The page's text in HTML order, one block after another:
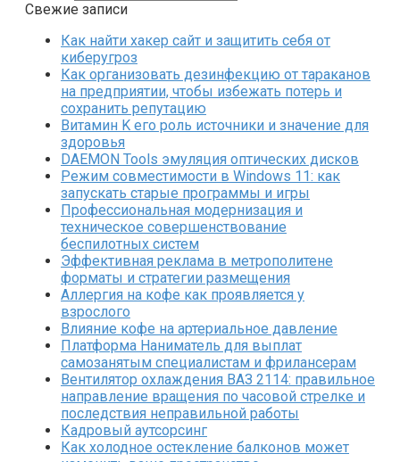
Свежие записи
Как найти хакер сайт и защитить себя от
киберугроз
Как организовать дезинфекцию от тараканов
на предприятии, чтобы избежать потерь и
сохранить репутацию
Витамин K его роль источники и значение для
здоровья
DAEMON Tools эмуляция оптических дисков
Режим совместимости в Windows 11: как
запускать старые программы и игры
Профессиональная модернизация и
техническое совершенствование
беспилотных систем
Эффективная реклама в метрополитене
форматы и стратегии размещения
Аллергия на кофе как проявляется у
взрослого
Влияние кофе на артериальное давление
Платформа Наниматель для выплат
самозанятым специалистам и фрилансерам
Вентилятор охлаждения ВАЗ 2114: правильное
направление вращения по часовой стрелке и
последствия неправильной работы
Кадровый аутсорсинг
Как холодное остекление балконов может